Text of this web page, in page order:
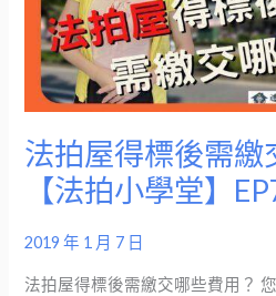
法拍屋得標後需繳
【法拍小學堂】
2019 年 1 月 7 日
法拍屋得標後需繳交哪些費用？
繳
哪
用？
【法